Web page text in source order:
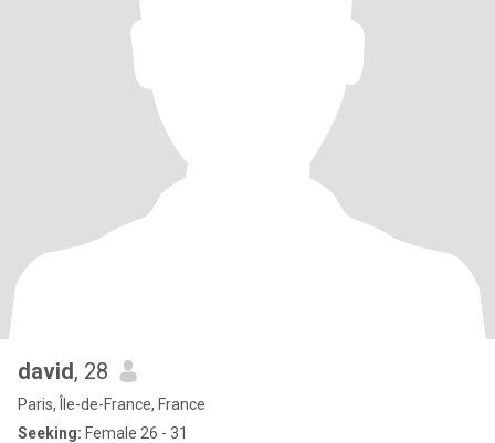
david, 28
Paris, Île-de-France, France
Seeking: Female 26 - 31